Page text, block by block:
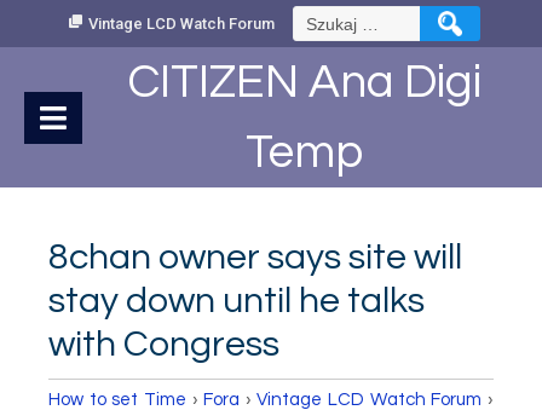
Vintage LCD Watch Forum Szukaj:
CITIZEN Ana Digi
Temp
8chan owner says site will
stay down until he talks
with Congress
How to set Time › Fora › Vintage LCD Watch Forum ›